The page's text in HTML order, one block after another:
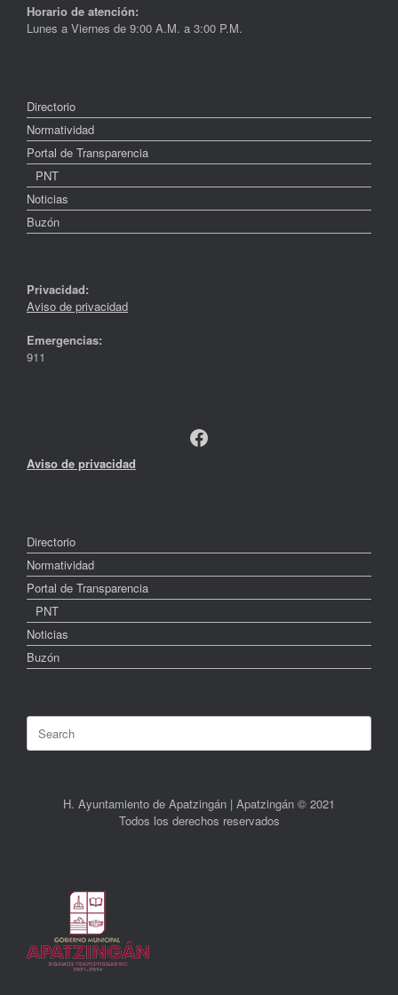
Horario de atención:
Lunes a Viernes de 9:00 A.M. a 3:00 P.M.
Directorio
Normatividad
Portal de Transparencia
PNT
Noticias
Buzón
Privacidad:
Aviso de privacidad
Emergencias:
911
Facebook
Aviso de privacidad
Directorio
Normatividad
Portal de Transparencia
PNT
Noticias
Buzón
for:
H. Ayuntamiento de Apatzingán | Apatzingán © 2021
Todos los derechos reservados